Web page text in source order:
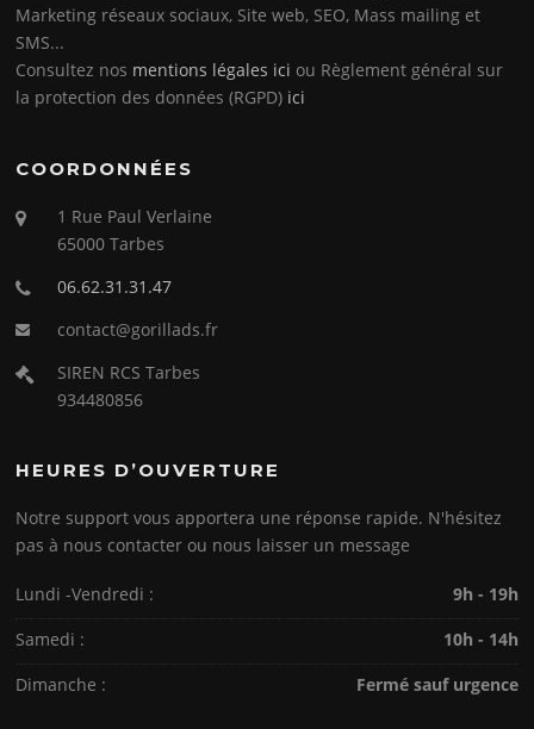
Marketing réseaux sociaux, Site web, SEO, Mass mailing et
SMS...
Consultez nos mentions légales ici ou Règlement général sur
la protection des données (RGPD) ici
COORDONNÉES
1 Rue Paul Verlaine
65000 Tarbes
06.62.31.31.47
contact@gorillads.fr
SIREN RCS Tarbes
934480856
HEURES D’OUVERTURE
Notre support vous apportera une réponse rapide. N'hésitez
pas à nous contacter ou nous laisser un message
Lundi -Vendredi :
9h - 19h
Samedi :
10h - 14h
Dimanche :
Fermé sauf urgence